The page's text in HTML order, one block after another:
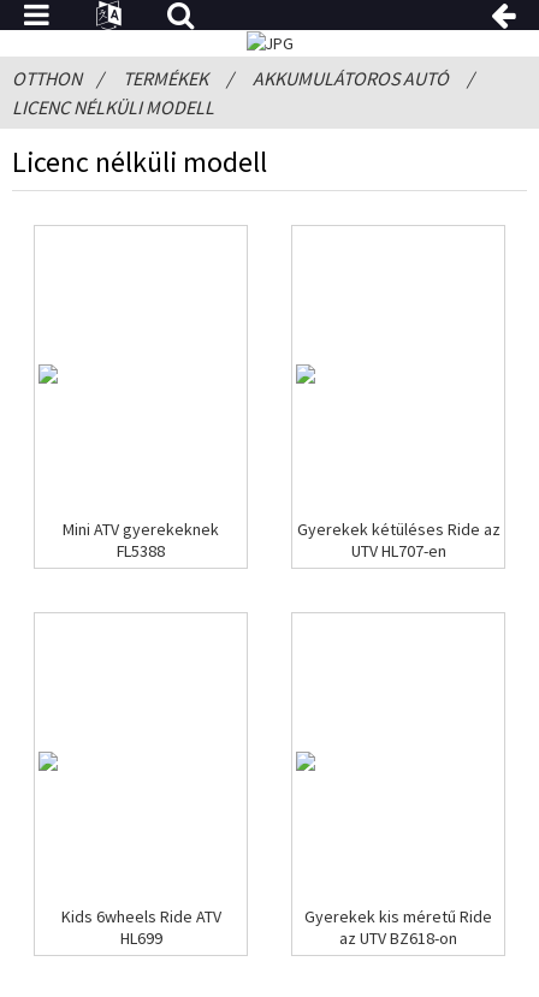
OTTHON TERMÉKEK
AKKUMULÁTOROS AUTÓ
LICENC NÉLKÜLI MODELL
Licenc nélküli modell
Mini ATV gyerekeknek
FL5388
Gyerekek kétüléses Ride az
UTV HL707-en
Kids 6wheels Ride ATV
HL699
Gyerekek kis méretű Ride
az UTV BZ618-on